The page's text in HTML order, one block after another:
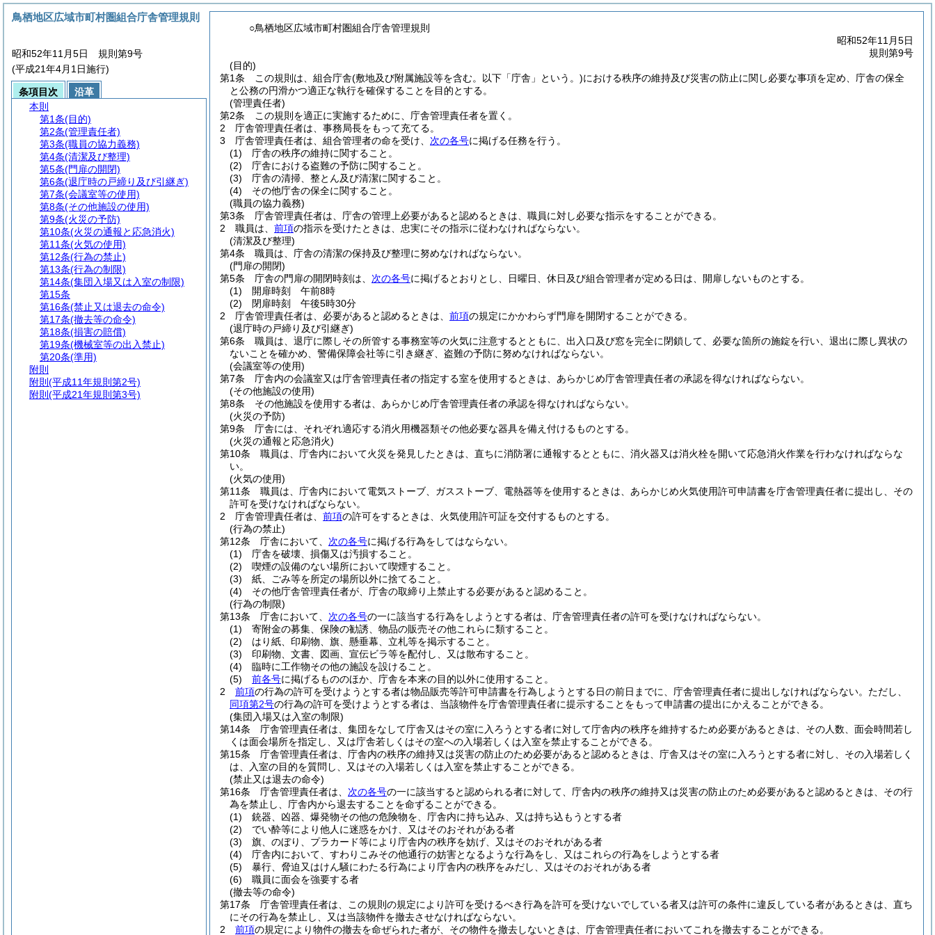
○鳥栖地区広域市町村圏組合庁舎管理規則
昭和52年11月5日
規則第9号
(目的)
第1条
この規則は、組合庁舎(敷地及び附属施設等を含む。以下「庁舎」という。)における秩序の維持及び災害の防止に関し必要な事項を定め、庁舎の保全
と公務の円滑かつ適正な執行を確保することを目的とする。
(管理責任者)
第2条
この規則を適正に実施するために、庁舎管理責任者を置く。
2
庁舎管理責任者は、事務局長をもって充てる。
3
庁舎管理責任者は、組合管理者の命を受け、 次の各号に掲げる任務を行う。
(1)
庁舎の秩序の維持に関すること。
(2)
庁舎における盗難の予防に関すること。
(3)
庁舎の清掃、整とん及び清潔に関すること。
(4)
その他庁舎の保全に関すること。
(職員の協力義務)
第3条
庁舎管理責任者は、庁舎の管理上必要があると認めるときは、職員に対し必要な指示をすることができる。
2
職員は、 前項の指示を受けたときは、忠実にその指示に従わなければならない。
(清潔及び整理)
第4条
職員は、庁舎の清潔の保持及び整理に努めなければならない。
(門扉の開閉)
第5条
庁舎の門扉の開閉時刻は、 次の各号に掲げるとおりとし、日曜日、休日及び組合管理者が定める日は、開扉しないものとする。
(1)
開扉時刻 午前8時
(2)
閉扉時刻 午後5時30分
2
庁舎管理責任者は、必要があると認めるときは、 前項の規定にかかわらず門扉を開閉することができる。
(退庁時の戸締り及び引継ぎ)
第6条
職員は、退庁に際しその所管する事務室等の火気に注意するとともに、出入口及び窓を完全に閉鎖して、必要な箇所の施錠を行い、退出に際し異状の
ないことを確かめ、警備保障会社等に引き継ぎ、盗難の予防に努めなければならない。
(会議室等の使用)
第7条
庁舎内の会議室又は庁舎管理責任者の指定する室を使用するときは、あらかじめ庁舎管理責任者の承認を得なければならない。
(その他施設の使用)
第8条
その他施設を使用する者は、あらかじめ庁舎管理責任者の承認を得なければならない。
(火災の予防)
第9条
庁舎には、それぞれ適応する消火用機器類その他必要な器具を備え付けるものとする。
(火災の通報と応急消火)
第10条
職員は、庁舎内において火災を発見したときは、直ちに消防署に通報するとともに、消火器又は消火栓を開いて応急消火作業を行わなければならな
い。
(火気の使用)
第11条
職員は、庁舎内において電気ストーブ、ガスストーブ、電熱器等を使用するときは、あらかじめ火気使用許可申請書を庁舎管理責任者に提出し、その
許可を受けなければならない。
2
庁舎管理責任者は、 前項の許可をするときは、火気使用許可証を交付するものとする。
(行為の禁止)
第12条
庁舎において、 次の各号に掲げる行為をしてはならない。
(1)
庁舎を破壊、損傷又は汚損すること。
(2)
喫煙の設備のない場所において喫煙すること。
(3)
紙、ごみ等を所定の場所以外に捨てること。
(4)
その他庁舎管理責任者が、庁舎の取締り上禁止する必要があると認めること。
(行為の制限)
第13条
庁舎において、 次の各号の一に該当する行為をしようとする者は、庁舎管理責任者の許可を受けなければならない。
(1)
寄附金の募集、保険の勧誘、物品の販売その他これらに類すること。
(2)
はり紙、印刷物、旗、懸垂幕、立札等を掲示すること。
(3)
印刷物、文書、図画、宣伝ビラ等を配付し、又は散布すること。
(4)
臨時に工作物その他の施設を設けること。
(5)
前各号に掲げるもののほか、庁舎を本来の目的以外に使用すること。
2
前項の行為の許可を受けようとする者は物品販売等許可申請書を行為しようとする日の前日までに、庁舎管理責任者に提出しなければならない。 ただし、
同項第2号の行為の許可を受けようとする者は、当該物件を庁舎管理責任者に提示することをもって申請書の提出にかえることができる。
(集団入場又は入室の制限)
第14条
庁舎管理責任者は、集団をなして庁舎又はその室に入ろうとする者に対して庁舎内の秩序を維持するため必要があるときは、その人数、面会時間若し
くは面会場所を指定し、又は庁舎若しくはその室への入場若しくは入室を禁止することができる。
第15条
庁舎管理責任者は、庁舎内の秩序の維持又は災害の防止のため必要があると認めるときは、庁舎又はその室に入ろうとする者に対し、その入場若しく
は、入室の目的を質問し、又はその入場若しくは入室を禁止することができる。
(禁止又は退去の命令)
第16条
庁舎管理責任者は、 次の各号の一に該当すると認められる者に対して、庁舎内の秩序の維持又は災害の防止のため必要があると認めるときは、その行
為を禁止し、庁舎内から退去することを命ずることができる。
(1)
銃器、凶器、爆発物その他の危険物を、庁舎内に持ち込み、又は持ち込もうとする者
(2)
でい酔等により他人に迷惑をかけ、又はそのおそれがある者
(3)
旗、のぼり、プラカード等により庁舎内の秩序を妨げ、又はそのおそれがある者
(4)
庁舎内において、すわりこみその他通行の妨害となるような行為をし、又はこれらの行為をしようとする者
(5)
暴行、脅迫又はけん騒にわたる行為により庁舎内の秩序をみだし、又はそのおそれがある者
(6)
職員に面会を強要する者
(撤去等の命令)
第17条
庁舎管理責任者は、この規則の規定により許可を受けるべき行為を許可を受けないでしている者又は許可の条件に違反している者があるときは、直ち
にその行為を禁止し、又は当該物件を撤去させなければならない。
2
前項の規定により物件の撤去を命ぜられた者が、その物件を撤去しないときは、庁舎管理責任者においてこれを撤去することができる。
鳥栖地区広域市町村圏組合庁舎管理規則
昭和52年11月5日 規則第9号
(平成21年4月1日施行)
条項目次
沿革
本則
第1条(目的)
第2条(管理責任者)
第3条(職員の協力義務)
第4条(清潔及び整理)
第5条(門扉の開閉)
第6条(退庁時の戸締り及び引継ぎ)
第7条(会議室等の使用)
第8条(その他施設の使用)
第9条(火災の予防)
第10条(火災の通報と応急消火)
第11条(火気の使用)
第12条(行為の禁止)
第13条(行為の制限)
第14条(集団入場又は入室の制限)
第15条
第16条(禁止又は退去の命令)
第17条(撤去等の命令)
第18条(損害の賠償)
第19条(機械室等の出入禁止)
第20条(準用)
附則
附則 (平成11年規則第2号)
附則 (平成21年規則第3号)